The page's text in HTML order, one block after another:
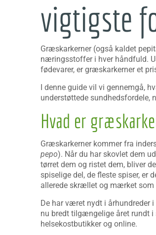
vigtigste
Græskarkerner (også kaldet
næringsstoffer i hver håndfuld.
fødevarer, er græskarkerner et
I denne guide vil vi gennemgå,
understøttede sundhedsfordele,
Hvad er
Græskarkerner kommer fra
pepo). Når du har skovlet dem
tørret dem og ristet dem, bliver
spiselige del, de fleste spiser, er
allerede skrællet og mærket som
De har været nydt i århundreder i
nu bredt tilgængelige året rundt i
helsekostbutikker og online.